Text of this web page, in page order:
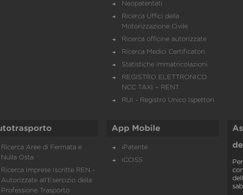
Neopatentati
Ricerca Uffici della
Motorizzazione Civile
Ricerca officine autorizzate
Ricerca Medici Certificatori
Statistiche immatricolazioni
REGISTRO ELETTRONICO
NCC TAXI – RENT
RUI - Registro Unico Ispettori
Ricerca Aree di Fermata e
Nulla Osta
Ricerca Imprese Iscritte REN -
Autorizzate all'Esercizio della
Professione Trasporto
App Mobile
iPatente
iCCISS